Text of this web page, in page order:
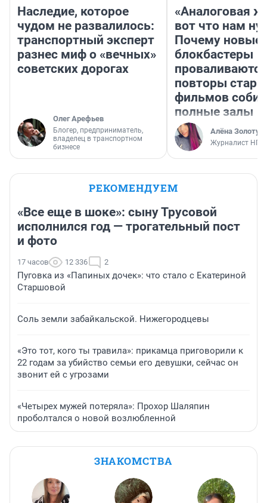
Наследие, которое
чудом не развалилось:
транспортный эксперт
разнес миф о «вечных»
советских дорогах
Олег Арефьев
Блогер, предприниматель,
владелец в транспортном
бизнесе
«Аналоговая
вот что нам
Почему новые
блокбастеры
повторы
фильмов
полные залы
Алёна
Журналист НГС
РЕКОМЕНДУЕМ
«Все еще в шоке»: сыну Трусовой
исполнился год — трогательный пост
и фото
17 часов 12 336 2
Пуговка из «Папиных дочек»: что стало с Екатериной
Старшовой
Соль земли забайкальской. Нижегородцевы
«Это тот, кого ты травила»: прикамца приговорили к
22 годам за убийство семьи его девушки, сейчас он
звонит ей с угрозами
«Четырех мужей потеряла»: Прохор Шаляпин
проболтался о новой возлюбленной
ЗНАКОМСТВА